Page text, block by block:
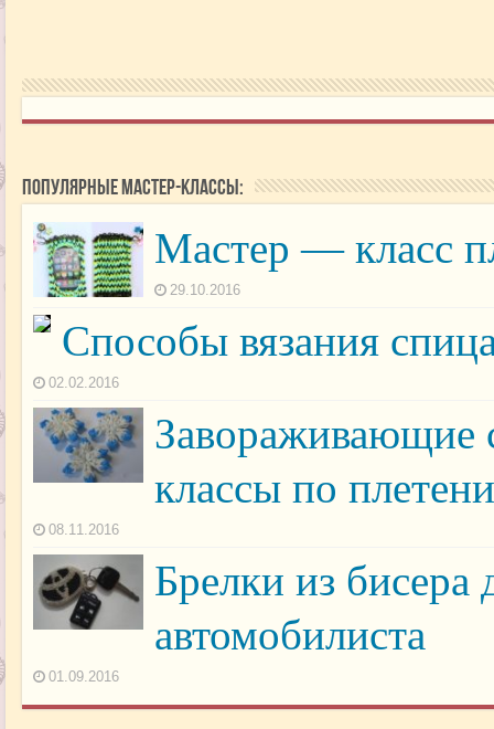
Популярные мастер-классы:
Мастер — класс
29.10.2016
Способы вязания
02.02.2016
Завораживающие
классы по
08.11.2016
Брелки из
автомобилиста
01.09.2016